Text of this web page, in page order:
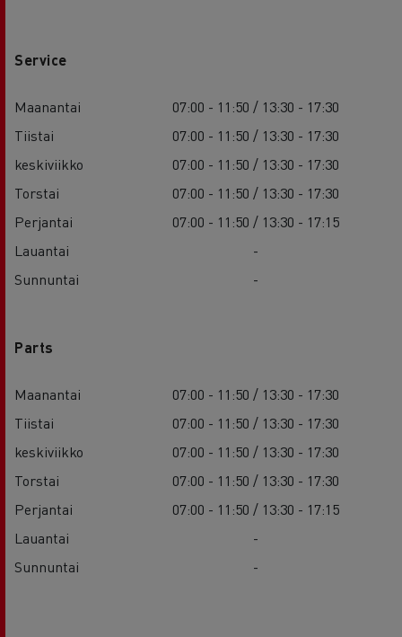
Service
Maanantai
07:00 - 11:50 / 13:30 - 17:30
Tiistai
07:00 - 11:50 / 13:30 - 17:30
keskiviikko
07:00 - 11:50 / 13:30 - 17:30
Torstai
07:00 - 11:50 / 13:30 - 17:30
Perjantai
07:00 - 11:50 / 13:30 - 17:15
Lauantai
-
Sunnuntai
-
Parts
Maanantai
07:00 - 11:50 / 13:30 - 17:30
Tiistai
07:00 - 11:50 / 13:30 - 17:30
keskiviikko
07:00 - 11:50 / 13:30 - 17:30
Torstai
07:00 - 11:50 / 13:30 - 17:30
Perjantai
07:00 - 11:50 / 13:30 - 17:15
Lauantai
-
Sunnuntai
-